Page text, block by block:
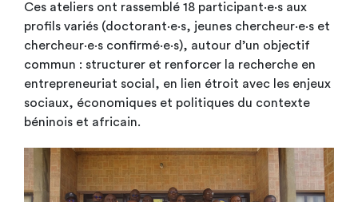
Ces ateliers ont rassemblé 18 participant·e·s aux
profils variés (doctorant·e·s, jeunes chercheur·e·s et
chercheur·e·s confirmé·e·s), autour d’un objectif
commun : structurer et renforcer la recherche en
entrepreneuriat social, en lien étroit avec les enjeux
sociaux, économiques et politiques du contexte
béninois et africain.